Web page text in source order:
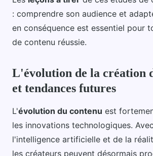
: comprendre son audience et
en conséquence est essentiel pour
de contenu réussie.
L'évolution de la création
et tendances futures
L'évolution du contenu est
les innovations technologiques.
l'intelligence artificielle et de la
les créateurs peuvent désormais